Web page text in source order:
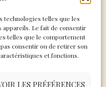
technologies telles que les
Le fait de consentir
telles que le comportement
consentir ou de retirer son
et fonctions.
LES PRÉFÉRENCES